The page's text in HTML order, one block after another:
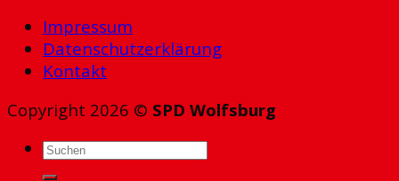
Impressum
Datenschutzerklärung
Kontakt
Copyright 2026 © SPD Wolfsburg